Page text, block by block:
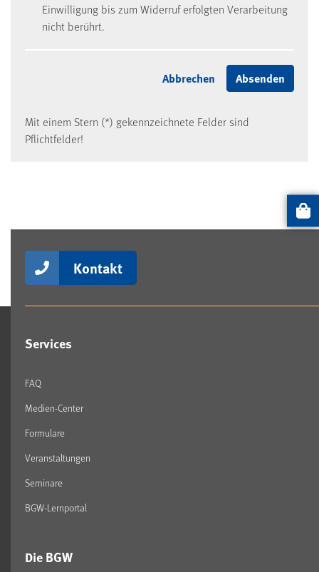
Einwilligung bis zum Widerruf erfolgten Verarbeitung
nicht berührt.
Mit einem Stern (*) gekennzeichnete Felder sind
Pflichtfelder!
Kontakt
Services
FAQ
Medien-Center
Formulare
Veranstaltungen
Seminare
BGW-Lernportal
Die BGW
Artikel